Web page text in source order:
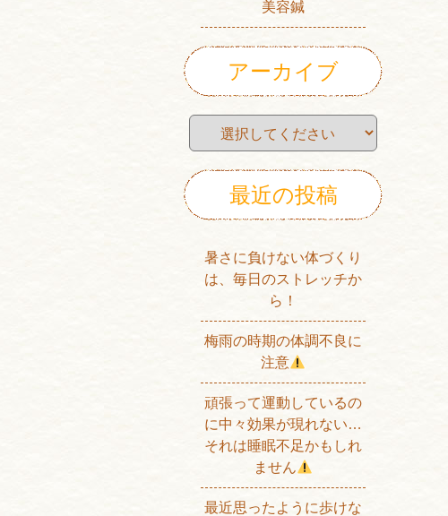
美容鍼
アーカイブ
最近の投稿
暑さに負けない体づくり
は、毎日のストレッチか
ら！
梅雨の時期の体調不良に
注意
頑張って運動しているの
に中々効果が現れない…
それは睡眠不足かもしれ
ません
最近思ったように歩けな